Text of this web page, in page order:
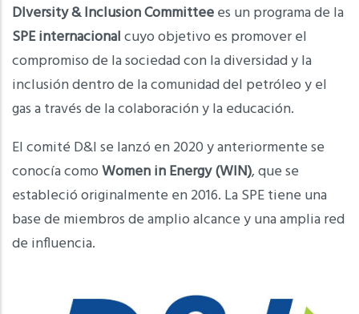
DIversity & Inclusion Committeees un programa de la
SPE internacionalcuyo objetivo es promover el
compromiso de la sociedad con la diversidad y la
inclusión dentro de la comunidad del petróleo y el
gas a través de la colaboración y la educación.
El comité D&I se lanzó en 2020 y anteriormente se
conocía comoWomen in Energy (WIN), que se
estableció originalmente en 2016. La SPE tiene una
base de miembros de amplio alcance y una amplia red
de influencia.